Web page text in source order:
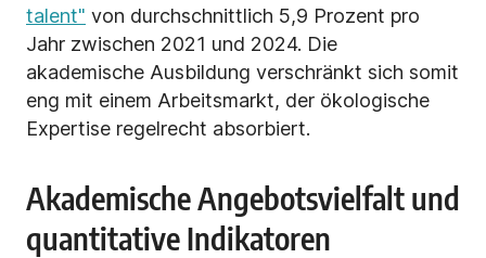
talent" von durchschnittlich 5,9 Prozent pro
Jahr zwischen 2021 und 2024. Die
akademische Ausbildung verschränkt sich somit
eng mit einem Arbeitsmarkt, der ökologische
Expertise regelrecht absorbiert.
Akademische Angebotsvielfalt und
quantitative Indikatoren